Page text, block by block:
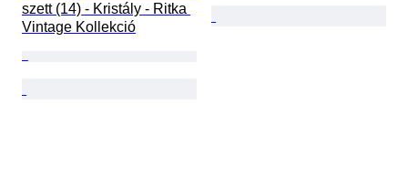
szett (14) - Kristály - Ritka
Vintage Kollekció